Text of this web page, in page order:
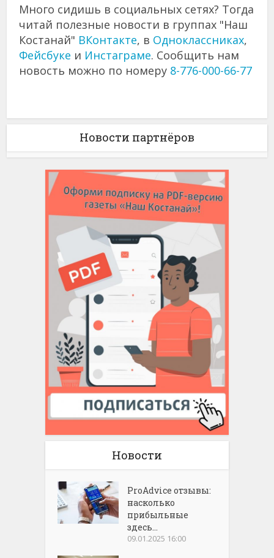
Много сидишь в социальных сетях? Тогда
читай полезные новости в группах "Наш
Костанай" ВКонтакте, в Одноклассниках,
Фейсбуке и Инстаграме. Сообщить нам
новость можно по номеру 8-776-000-66-77
Новости партнёров
Новости
ProAdvice отзывы:
насколько
прибыльные
здесь...
09.01.2025 16:00